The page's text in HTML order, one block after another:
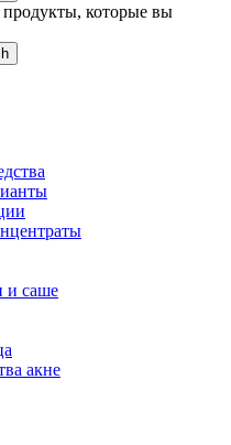
продукты, которые вы
и саше
акне